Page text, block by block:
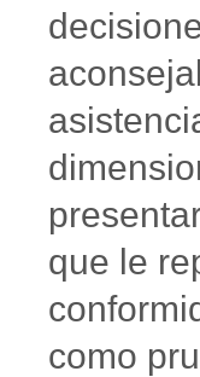
que le
como